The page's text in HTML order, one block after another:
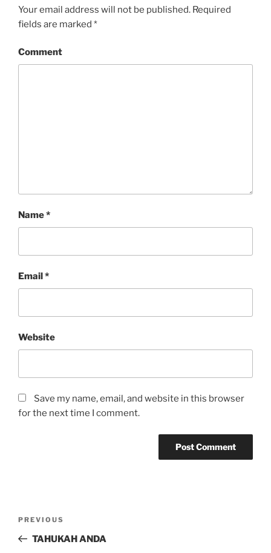
Your email address will not be published. Required
fields are marked *
Comment
Name*
Email*
Website
Save my name, email, and website in this browser
for the next time I comment.
Previous
Post
PREVIOUS
TAHUKAH ANDA